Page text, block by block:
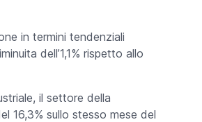
in termini tendenziali
dell’1,1% rispetto allo
il settore della
16,3% sullo stesso mese del